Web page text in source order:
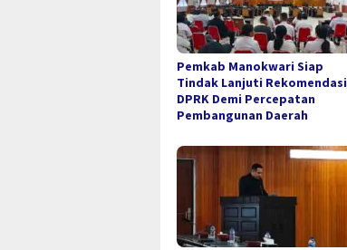
Pemkab Manokwari Siap
Tindak Lanjuti Rekomendasi
DPRK Demi Percepatan
Pembangunan Daerah